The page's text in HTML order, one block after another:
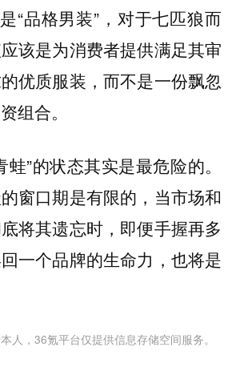
“品格男装”，对于七匹狼而
该是为消费者提供满足其审
优质服装，而不是一份飘忽
组合。
”的状态其实是最危险的。
窗口期是有限的，当市场和
将其遗忘时，即便手握再多
一个品牌的生命力，也将是
人，36氪平台仅提供信息存储空间服务。